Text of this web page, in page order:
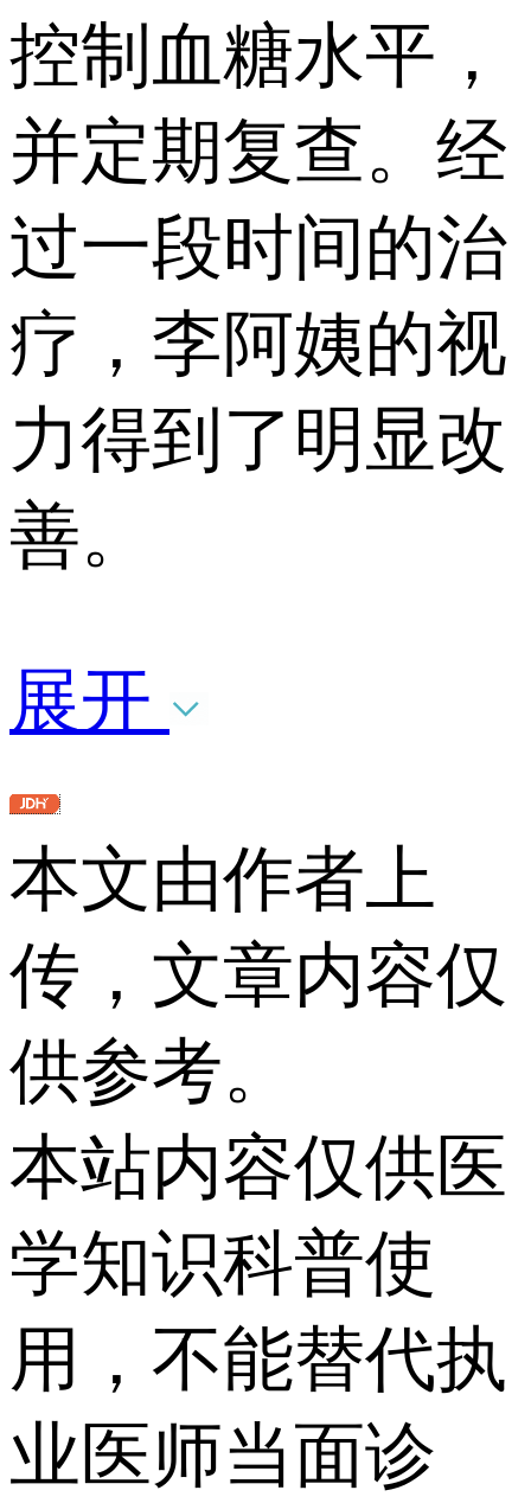
控制血糖水平，
并定期复查。经
过一段时间的治
疗，李阿姨的视
力得到了明显改
善。
展开
本文由作者上
传，文章内容仅
供参考。
本站内容仅供医
学知识科普使
用，不能替代执
业医师当面诊